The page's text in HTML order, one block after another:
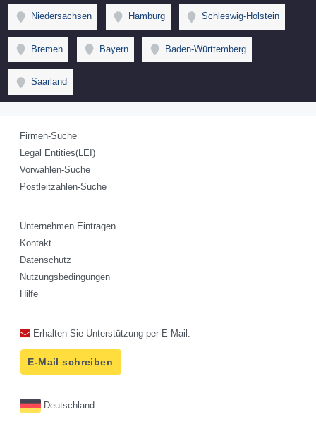
Niedersachsen Hamburg Schleswig-Holstein
Bremen Bayern Baden-Württemberg
Saarland
Firmen-Suche
Legal Entities(LEI)
Vorwahlen-Suche
Postleitzahlen-Suche
Unternehmen Eintragen
Kontakt
Datenschutz
Nutzungsbedingungen
Hilfe
Erhalten Sie Unterstützung per E-Mail:
E-Mail schreiben
Deutschland